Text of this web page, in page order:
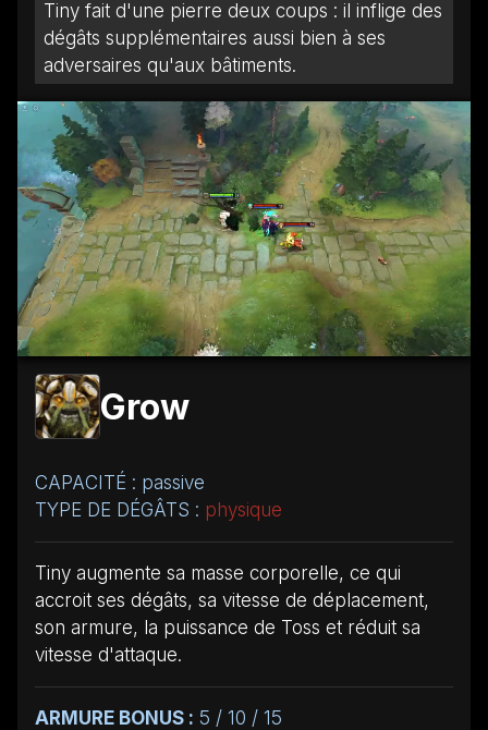
Tiny fait d'une pierre deux coups : il inflige des
dégâts supplémentaires aussi bien à ses
adversaires qu'aux bâtiments.
Grow
CAPACITÉ : passive
TYPE DE DÉGÂTS : physique
Tiny augmente sa masse corporelle, ce qui
accroit ses dégâts, sa vitesse de déplacement,
son armure, la puissance de Toss et réduit sa
vitesse d'attaque.
ARMURE BONUS : 5 / 10 / 15